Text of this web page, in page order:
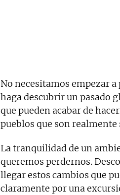
No necesitamos empezar
haga descubrir un pasado
que pueden acabar de
pueblos que son
La tranquilidad de un
queremos perdernos.
llegar estos cambios que
claramente por una